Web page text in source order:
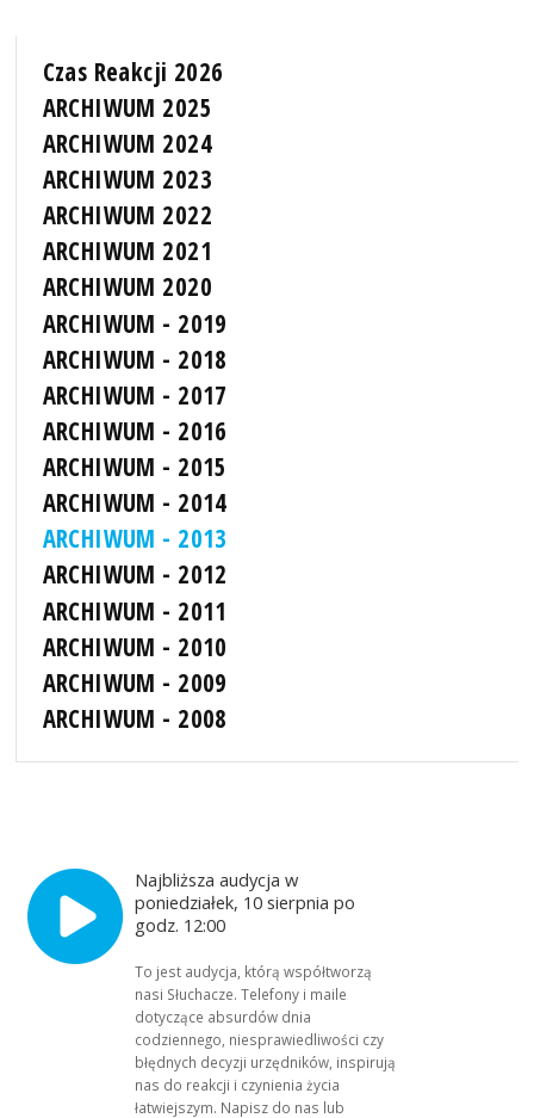
Czas Reakcji 2026
ARCHIWUM 2025
ARCHIWUM 2024
ARCHIWUM 2023
ARCHIWUM 2022
ARCHIWUM 2021
ARCHIWUM 2020
ARCHIWUM - 2019
ARCHIWUM - 2018
ARCHIWUM - 2017
ARCHIWUM - 2016
ARCHIWUM - 2015
ARCHIWUM - 2014
ARCHIWUM - 2013
ARCHIWUM - 2012
ARCHIWUM - 2011
ARCHIWUM - 2010
ARCHIWUM - 2009
ARCHIWUM - 2008
Najbliższa audycja w
poniedziałek, 10 sierpnia po
godz. 12:00
To jest audycja, którą współtworzą
nasi Słuchacze. Telefony i maile
dotyczące absurdów dnia
codziennego, niesprawiedliwości czy
błędnych decyzji urzędników, inspirują
nas do reakcji i czynienia życia
łatwiejszym. Napisz do nas lub